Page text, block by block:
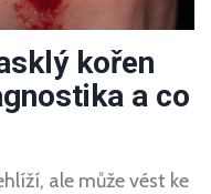
kořen
a co
ale může vést ke